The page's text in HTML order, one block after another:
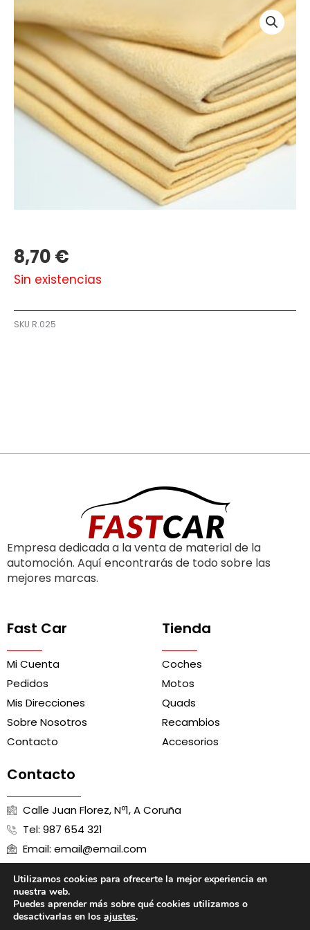
8,70€
Sin existencias
SKU R.025
Empresa dedicada a la venta de material de la
automoción. Aquí encontrarás de todo sobre las
mejores marcas.
Fast Car
Mi Cuenta
Pedidos
Mis Direcciones
Sobre Nosotros
Contacto
Tienda
Coches
Motos
Quads
Recambios
Accesorios
Contacto
Calle Juan Florez, Nº1, A Coruña
Tel: 987 654 321
Email: email@email.com
Aviso Legal Política de Cookies
Política de Privacidad
Términos y Condiciones
Utilizamos cookies para ofrecerte la mejor experiencia en
nuestra web.
Puedes aprender más sobre qué cookies utilizamos o
desactivarlas en los ajustes.